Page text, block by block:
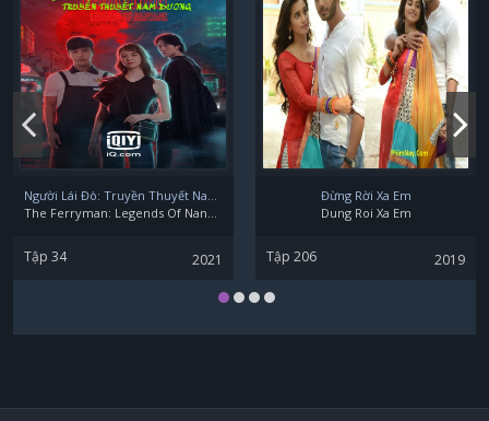
Người Lái Đò: Truyền Thuyết Nam Dương
The Ferryman: Legends Of Nanyang
Tập 34 2021
Đừng Rời Xa Em
Dung Roi Xa Em
Tập 206 2019